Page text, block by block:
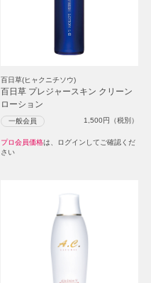
百日草(ヒャクニチソウ)
百日草 プレジャースキン クリーン
ローション
一般会員 1,500円（税別）
プロ会員価格は、ログインしてご確認くだ
さい